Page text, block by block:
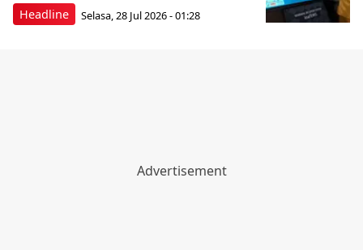
Headline Selasa, 28 Jul 2026 - 01:28